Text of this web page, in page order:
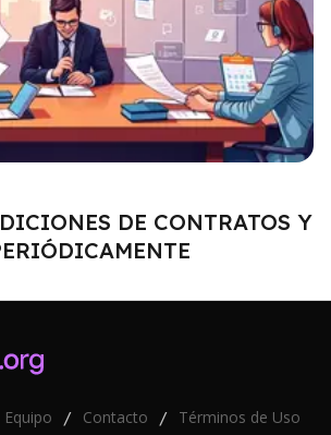
DE CONTRATOS Y
Equipo / Contacto / Términos de Uso